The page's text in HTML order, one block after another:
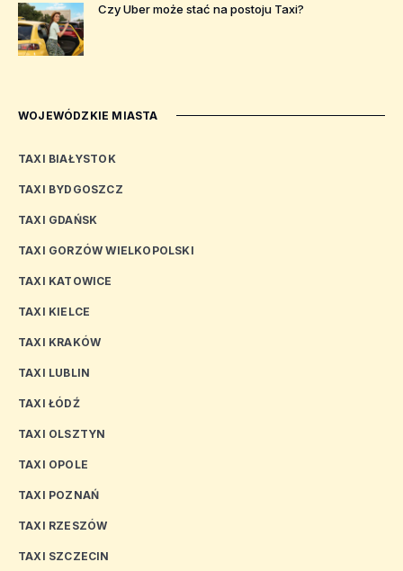
Czy Uber może stać na postoju Taxi?
WOJEWÓDZKIE MIASTA
TAXI BIAŁYSTOK
TAXI BYDGOSZCZ
TAXI GDAŃSK
TAXI GORZÓW WIELKOPOLSKI
TAXI KATOWICE
TAXI KIELCE
TAXI KRAKÓW
TAXI LUBLIN
TAXI ŁÓDŹ
TAXI OLSZTYN
TAXI OPOLE
TAXI POZNAŃ
TAXI RZESZÓW
TAXI SZCZECIN